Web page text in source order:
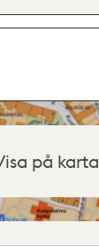
på karta